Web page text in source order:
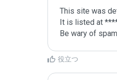
This site was
It is listed at
Be wary of
役立つ